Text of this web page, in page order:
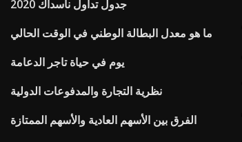
جدول تداول ناسداك 2020
ما هو معدل البطالة الوطني في الوقت الحالي
يوم في حياة تاجر الدعامة
نظرية التجارة والمدفوعات الدولية
الفرق بين الأسهم العادية والأسهم الممتازة